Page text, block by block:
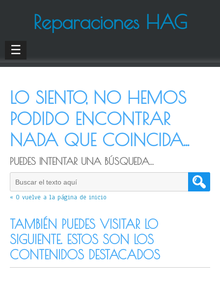
Reparaciones HAG
☰
LO SIENTO, NO HEMOS
PODIDO ENCONTRAR
NADA QUE COINCIDA...
PUEDES INTENTAR UNA BÚSQUEDA...
« O vuelve a la página de inicio
TAMBIÉN PUEDES VISITAR LO
SIGUIENTE. ESTOS SON LOS
CONTENIDOS DESTACADOS